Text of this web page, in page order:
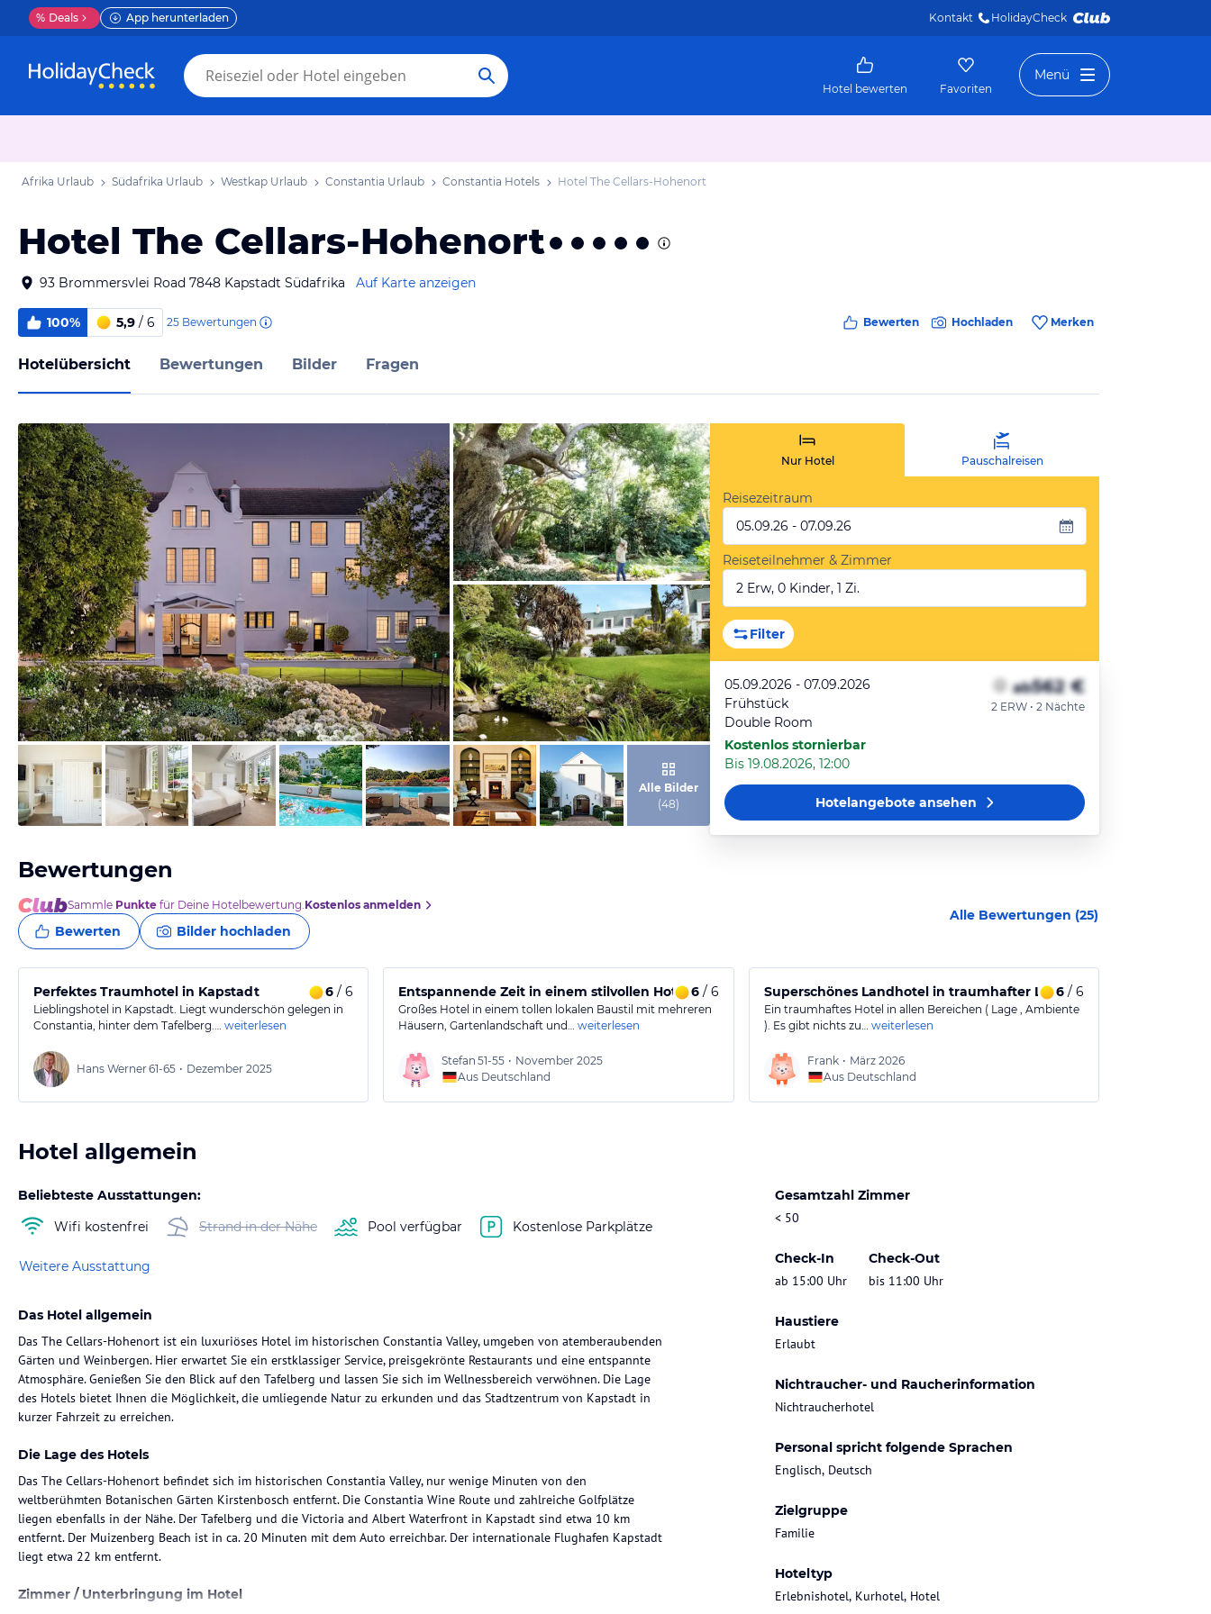
% Deals App herunterladen Kontakt HolidayCheck
Hotel bewerten Favoriten
Menü
Afrika Urlaub Südafrika Urlaub Westkap Urlaub Constantia Urlaub Constantia Hotels Hotel The Cellars-Hohenort
Hotel The Cellars-Hohenort
93 Brommersvlei Road 7848 Kapstadt Südafrika Auf Karte anzeigen
100% 5,9 / 6 25 Bewertungen Bewerten Hochladen Merken
Hotelübersicht Bewertungen Bilder Fragen
von Expedia
von Expedia
von Expedia
Alle Bilder
(48)
Nur Hotel Pauschalreisen
Reisezeitraum
05.09.26 - 07.09.26
Reiseteilnehmer & Zimmer
2 Erw, 0 Kinder, 1 Zi.
Filter
05.09.2026 - 07.09.2026
Frühstück
Double Room
Kostenlos stornierbar
Bis 19.08.2026, 12:00
ab562 €
2 ERW • 2 Nächte
Hotelangeboteansehen
Bewertungen
Sammle Punkte für Deine Hotelbewertung.Kostenlos anmelden
Bewerten Bilder hochladen
Alle Bewertungen (25)
Perfektes Traumhotel in Kapstadt 6 / 6
Lieblingshotel in Kapstadt. Liegt wunderschön gelegen in
Constantia, hinter dem Tafelberg.… weiterlesen
Hans Werner61-65 • Dezember 2025
Entspannende Zeit in einem stilvollen Hotel mit freundlichem Personal
6/ 6
Großes Hotel in einem tollen lokalen Baustil mit mehreren
Häusern, Gartenlandschaft und… weiterlesen
Stefan 51-55 • November 2025
Aus Deutschland
Superschönes Landhotel in traumhafter Lage
6/ 6
Ein traumhaftes Hotel in allen Bereichen ( Lage , Ambiente
). Es gibt nichts zu… weiterlesen
Frank • März 2026
Aus Deutschland
Hotel allgemein
Beliebteste Ausstattungen:
Wifi kostenfrei
Strand in der Nähe Pool verfügbar Kostenlose Parkplätze
Weitere Ausstattung
Gesamtzahl Zimmer
< 50
Check-In
ab 15:00 Uhr
Check-Out
bis 11:00 Uhr
Haustiere
Erlaubt
Nichtraucher- und Raucherinformation
Nichtraucherhotel
Personal spricht folgende Sprachen
Englisch, Deutsch
Zielgruppe
Familie
Hoteltyp
Erlebnishotel, Kurhotel, Hotel
Das Hotel allgemein
Das The Cellars-Hohenort ist ein luxuriöses Hotel im historischen Constantia Valley, umgeben von atemberaubenden
Gärten und Weinbergen. Hier erwartet Sie ein erstklassiger Service, preisgekrönte Restaurants und eine entspannte
Atmosphäre. Genießen Sie den Blick auf den Tafelberg und lassen Sie sich im Wellnessbereich verwöhnen. Die Lage
des Hotels bietet Ihnen die Möglichkeit, die umliegende Natur zu erkunden und das Stadtzentrum von Kapstadt in
kurzer Fahrzeit zu erreichen.
Die Lage des Hotels
Das The Cellars-Hohenort befindet sich im historischen Constantia Valley, nur wenige Minuten von den
weltberühmten Botanischen Gärten Kirstenbosch entfernt. Die Constantia Wine Route und zahlreiche Golfplätze
liegen ebenfalls in der Nähe. Der Tafelberg und die Victoria and Albert Waterfront in Kapstadt sind etwa 10 km
entfernt. Der Muizenberg Beach ist in ca. 20 Minuten mit dem Auto erreichbar. Der internationale Flughafen Kapstadt
liegt etwa 22 km entfernt.
Zimmer / Unterbringung im Hotel